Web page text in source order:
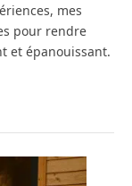
mes
pour rendre
et épanouissant.